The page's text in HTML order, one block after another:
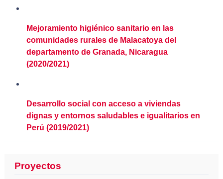
Mejoramiento higiénico sanitario en las
comunidades rurales de Malacatoya del
departamento de Granada, Nicaragua
(2020/2021)
Desarrollo social con acceso a viviendas
dignas y entornos saludables e igualitarios en
Perú (2019/2021)
Proyectos